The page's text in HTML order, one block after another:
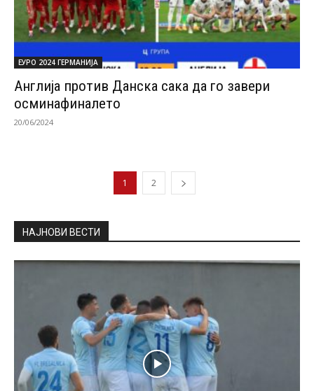
ЕУРО 2024 ГЕРМАНИЈА
Англија против Данска сака да го завери
осминафиналето
20/06/2024
1 2
НАЈНОВИ ВЕСТИ